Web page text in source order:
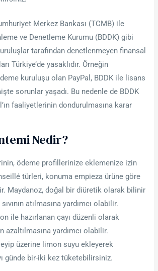
Merkez Bankası (TCMB) ile
ve Denetleme Kurumu (BDDK) gibi
tarafından denetlenmeyen finansal
Türkiye’de yasaklıdır. Örneğin
kuruluşu olan PayPal, BDDK ile lisans
sorunlar yaşadı. Bu nedenle de BDDK
faaliyetlerinin dondurulmasına karar
Nedir?
ödeme profillerinize eklemenize izin
türleri, konuma empieza ürüne göre
Maydanoz, doğal bir diüretik olarak bilinir
atılmasına yardımcı olabilir.
ile hazırlanan çayı düzenli olarak
yardımcı olabilir.
üzerine limon suyu ekleyerek
günde bir-iki kez tüketebilirsiniz.